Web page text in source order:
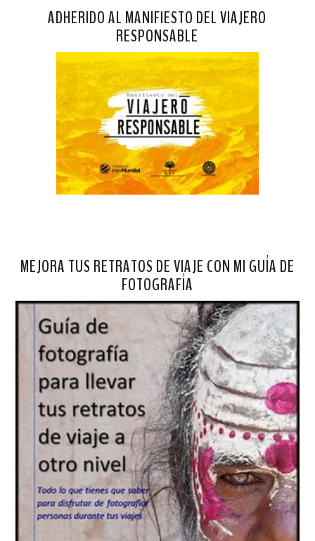
ADHERIDO AL MANIFIESTO DEL VIAJERO
RESPONSABLE
MEJORA TUS RETRATOS DE VIAJE CON MI GUÍA DE
FOTOGRAFÍA